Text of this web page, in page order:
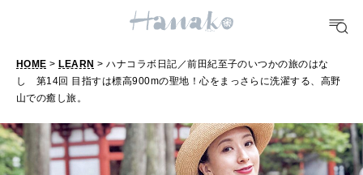
明日のわたし
女神まり愛のタロットメッセージ
算命学がわかる今月のあなた
HEALTH
LEARN
HOME > LEARN > ハナコラボ日記／前田紀至子のいつかの旅のはな
し 第14回 目指すは標高900mの聖地！心をまっさらに洗濯する、高野
山での癒し旅。